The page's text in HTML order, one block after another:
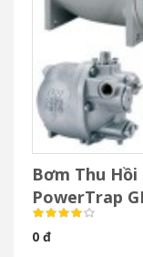
Bơm Thu
PowerTrap
Bản
0 đ